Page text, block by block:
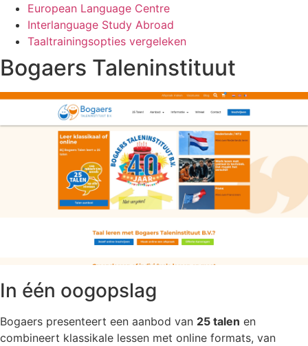
European Language Centre
Interlanguage Study Abroad
Taaltrainingsopties vergeleken
Bogaers Taleninstituut
In één oogopslag
Bogaers presenteert een aanbod van 25 talen en
combineert klassikale lessen met online formats, van